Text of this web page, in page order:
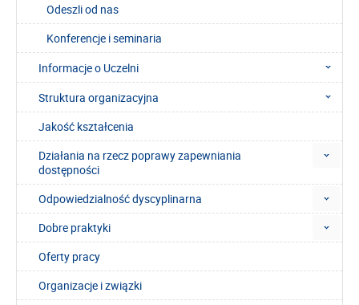
Odeszli od nas
Konferencje i seminaria
Informacje o Uczelni
Struktura organizacyjna
Jakość kształcenia
Działania na rzecz poprawy zapewniania
dostępności
Odpowiedzialność dyscyplinarna
Dobre praktyki
Oferty pracy
Organizacje i związki